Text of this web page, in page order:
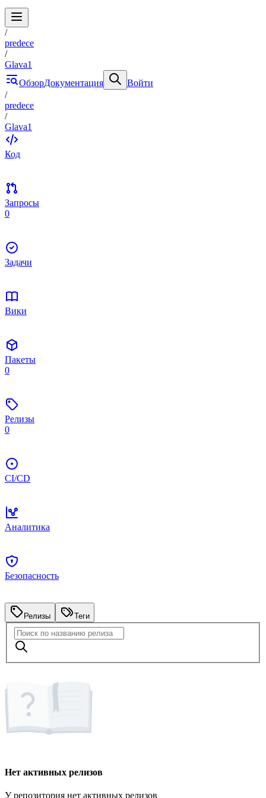
/
predece
/
Glava1
ОбзорДокументация
Войти
/
predece
/
Glava1
Код
Запросы
0
Задачи
Вики
Пакеты
0
Релизы
0
CI/CD
Аналитика
Безопасность
Релизы Теги
Нет активных релизов
У репозитория нет активных релизов